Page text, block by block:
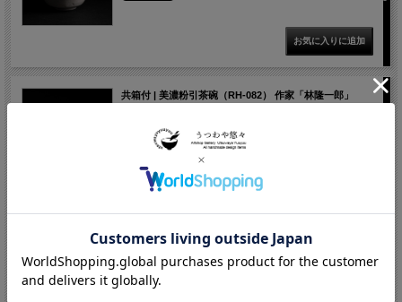
共箱付 | 美濃粉引茶碗（RH-082） 作家「林隆一郎」
価格： 69,000円(税込)
在庫切れ
共箱付 | 美濃粉引茶碗（RH-081） 作家「林隆一郎」
価格： 69,000円(税込)